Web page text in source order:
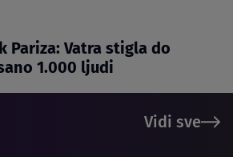
Pariza: Vatra stigla do
1.000 ljudi
Vidi sve